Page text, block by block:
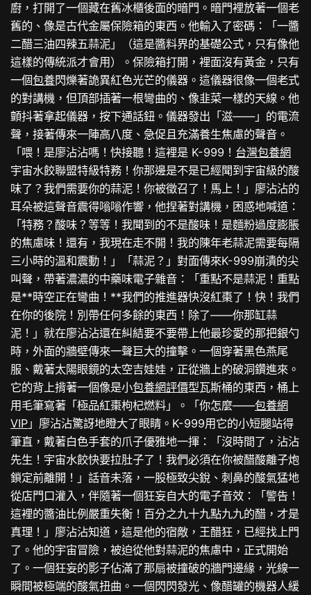
廚，打開了一個藏在舊冰櫃後面的暗門。暗門裡放著一個老
舊的、像是古代金屬保險箱的東西。他輸入了密碼：「一醬
二醋三油四辣五蒜泥」（這是醬料界的基礎公式，只有像他
這樣的傳統派才會用）。保險箱打開，裡面沒有黃金，只有
一個包養閃爍著詭異紅色光芒的儀器。這儀器很像一個老式
的對講機，但頂部插著一根彎曲的、像韭菜一樣的天線。他
顫抖著拿起儀器，按下通話鈕。儀器發出「滋——」的電流
聲，接著傳來一陣高八度、急促且充滿養生焦慮的聲音。
「喂！是廖沾沾嗎！快接聽！這裡是 K-999！ 台灣包養網
宇宙水餃聯盟特級特務！你那邊是不是已經聞到宇宙級的酸
味了？我們需要你的蒜泥！你被徵召了！馬上！」廖沾沾的
耳朵被這聲音震得嗡嗡作響，他捏著對講機，困惑地喊道：
「特務？酸味？等等！我聞到的不是酸味！是麵粉過度膨脹
的焦慮味！還有，我現在走不開！我的陳年老蒜泥需要每隔
三小時的溫和震動！」「蒜泥？」對面傳來K-999崩潰的尖
叫聲，帶著濃濃的中藥味電子雜音：「重點不是蒜泥！重點
是**時空正在彎曲！**我們的推進器快沒紅棗了！快！我們
在你的後院！別帶任何多餘的東西！除了——你那缸蒜
泥！」就在廖沾沾還在糾結要不要帶上他最珍愛的那把銀勺
時，外面的牆壁傳來一聲巨大的撞擊。一個穿著黑色燕尾
服、戴著太陽眼鏡的太空吉娃娃，正從牆上的破洞鑽進來。
它的背上揹著一個像是小包養網評價型瓦斯桶的東西，桶上
用毛筆寫著「極品紅棗枸杞燃料」。「你怎麼——包養網
VIP 」廖沾沾驚訝地瞪大了眼睛。K-999用它的小短腿站得
筆直，戴著白色手套的爪子優雅地一揮：「沒時間了，沾沾
先生！宇宙水餃快要拉肚子了！我們必須在你被醋酸離子炮
鎖定前離開！」話音未落，一股極致尖銳、刺鼻的酸氣猛地
從店門口灌入，伴隨著一個狂妄自大的電子音效：「警告！
這裡的醬油比例嚴重失衡！百分之九十九點九九的醋，才是
真理！」廖沾沾知道，這是他的宿敵，王醋狂，已經找上門
了。他的宇宙冒險，被迫從他對蒜泥的焦慮中，正式開始
了。一個狂妄的影子佔滿了那扇被撞破的牆門邊緣，光線一
瞬間被極端的酸氣扭曲。一個閃閃發光、像醋罐的機器人緩